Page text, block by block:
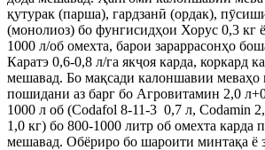
қутурак (парша), гардзанӣ (ордак),
(монолиоз) бо фунгисидҳои Хорус 0,3 кг
1000 л/об омехта, барои зараррасонҳо
Каратэ 0,6-0,8 л/га якҷоя карда, коркард
мешавад. Бо мақсади калоншавии меваҳо
пошидани аз барг бо Агровитамин 2,0
1000 л об (Codafol 8-11-3 0,7 л, Codamin
1,0 кг) бо 800-1000 литр об омехта карда
мешавад. Обёриро бо шароити минтақа ё